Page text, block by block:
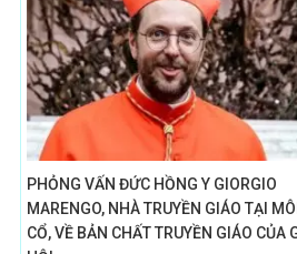
PHỎNG VẤN ĐỨC HỒNG Y GIORGIO
MARENGO, NHÀ TRUYỀN GIÁO TẠI
CỔ, VỀ BẢN CHẤT TRUYỀN GIÁO CỦA